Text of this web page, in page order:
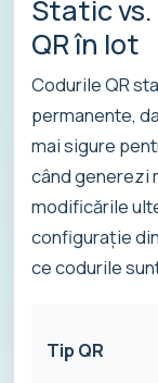
Static
QR în lot
Codurile QR
permanente,
mai sigure
când generezi
modificările
configurație
ce codurile
Tip QR